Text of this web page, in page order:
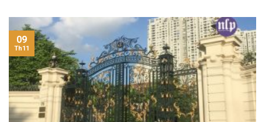
09
Th11